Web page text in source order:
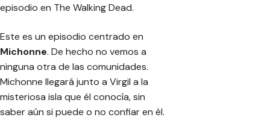
episodio en The Walking Dead.
Este es un episodio centrado en
Michonne. De hecho no vemos a
ninguna otra de las comunidades.
Michonne llegará junto a Virgil a la
misteriosa isla que él conocía, sin
saber aún si puede o no confiar en él.